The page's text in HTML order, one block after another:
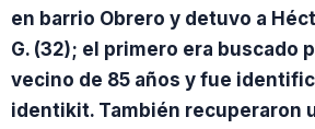
en barrio Obrero y detuvo a
G. (32); el primero era buscado
vecino de 85 años y fue
identikit. También recuperaron